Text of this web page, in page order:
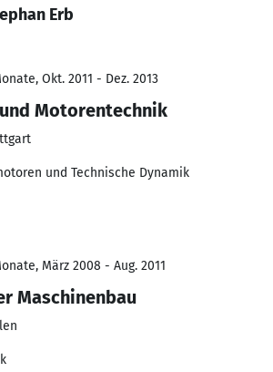
Erb
Okt. 2011 - Dez. 2013
Motorentechnik
und Technische Dynamik
März 2008 - Aug. 2011
Maschinenbau